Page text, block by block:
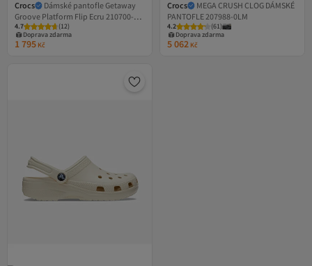
Crocs
Dámské pantofle Getaway
Groove Platform Flip Ecru 210700-
0LH
4.7 (12)
Doprava zdarma
1 795 Kč
Crocs
MEGA CRUSH CLOG DÁMSKÉ
PANTOFLE 207988-0LM
4.2 (61)
Doprava zdarma
5 062 Kč